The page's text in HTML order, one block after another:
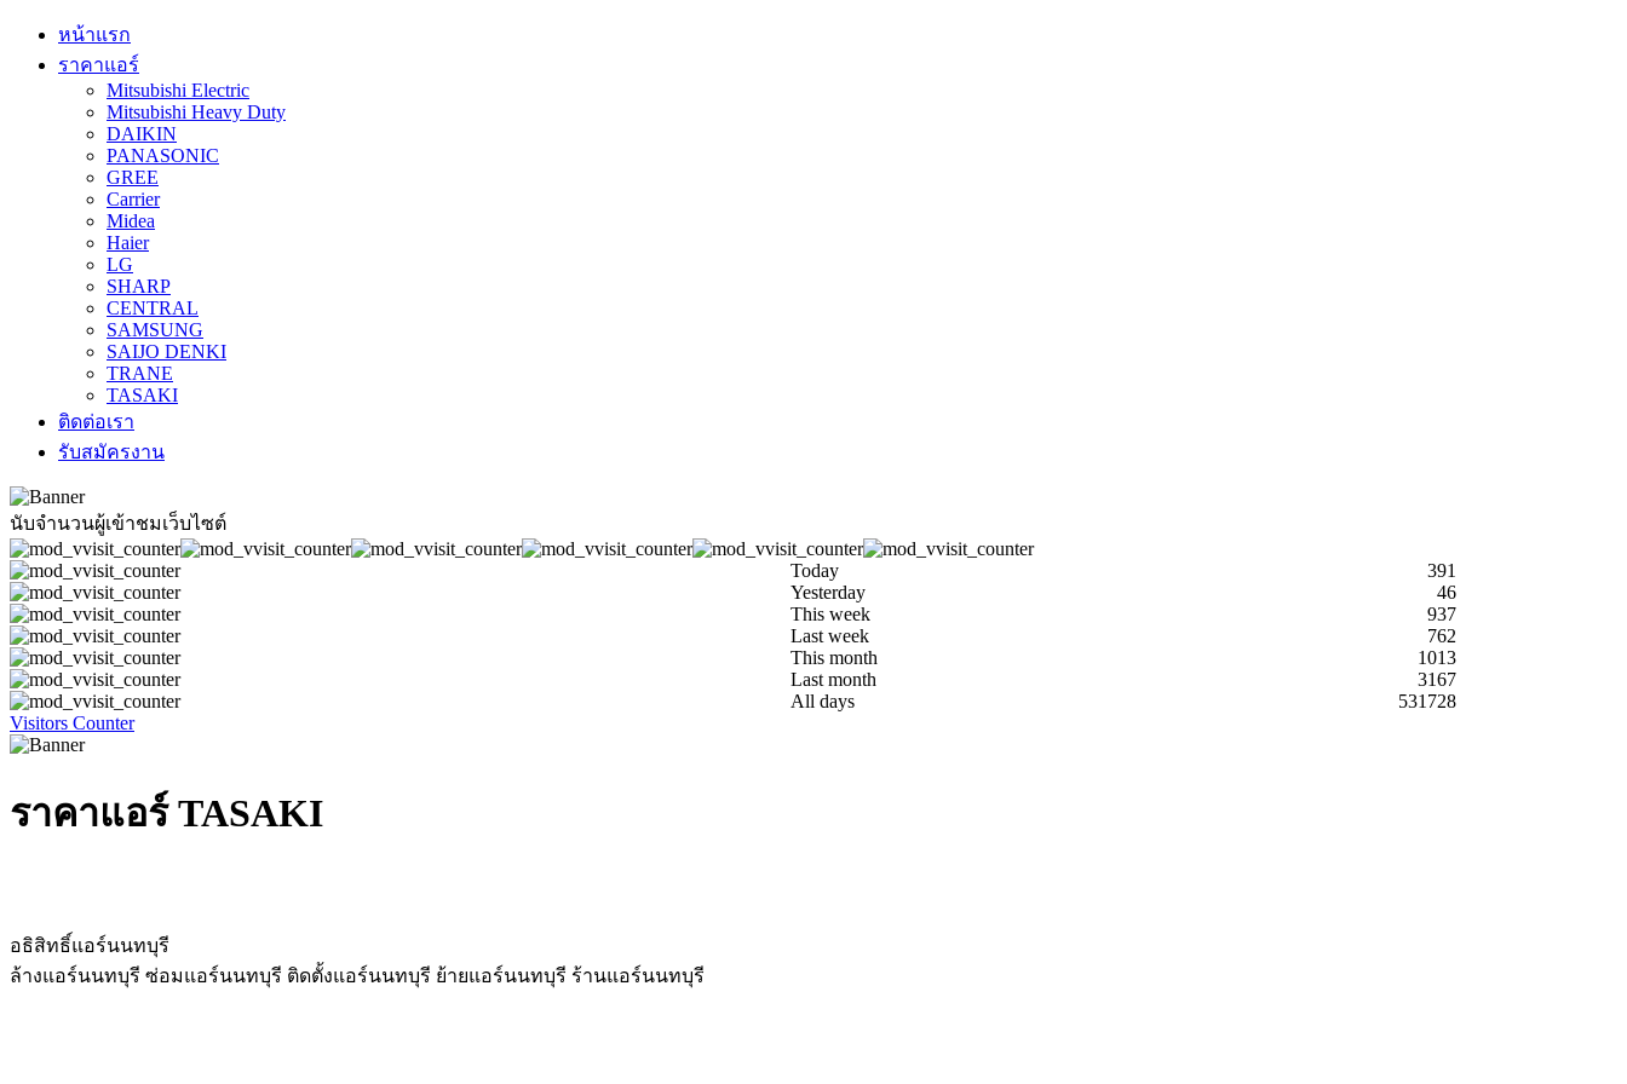
หน้าแรก
ราคาแอร์
Mitsubishi Electric
Mitsubishi Heavy Duty
DAIKIN
PANASONIC
GREE
Carrier
Midea
Haier
LG
SHARP
CENTRAL
SAMSUNG
SAIJO DENKI
TRANE
TASAKI
ติดต่อเรา
รับสมัครงาน
นับจำนวนผู้เข้าชมเว็บไซต์
Today
391
Yesterday
46
This week
937
Last week
762
This month
1013
Last month
3167
All days
531728
Visitors Counter
ราคาแอร์ TASAKI
อธิสิทธิ์แอร์นนทบุรี
ล้างแอร์นนทบุรี ซ่อมแอร์นนทบุรี ติดตั้งแอร์นนทบุรี ย้ายแอร์นนทบุรี ร้านแอร์นนทบุรี